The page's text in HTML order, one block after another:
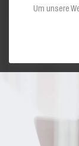
Um unsere